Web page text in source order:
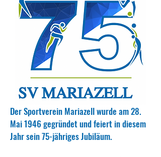
Der Sportverein Mariazell wurde am 28.
Mai 1946 gegründet und feiert in diesem
Jahr sein 75-jähriges Jubiläum.